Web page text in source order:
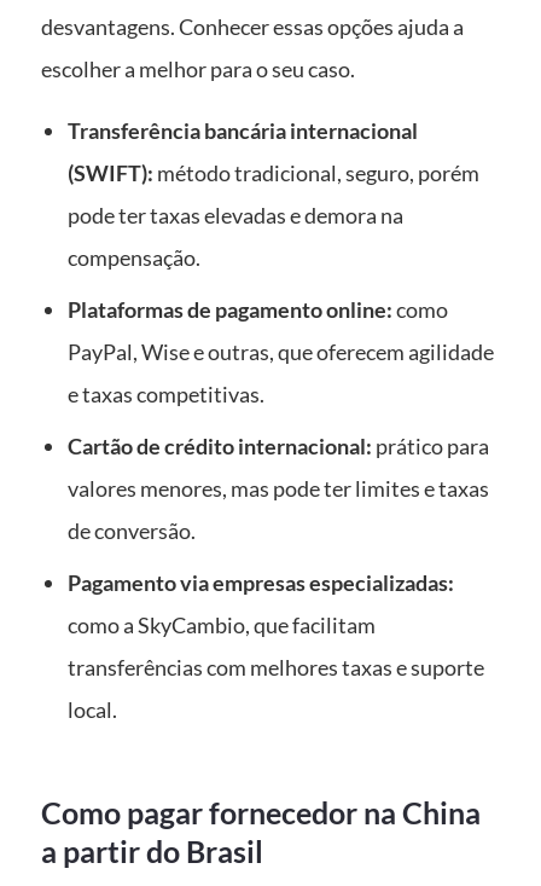
desvantagens. Conhecer essas opções ajuda a
escolher a melhor para o seu caso.
Transferência bancária internacional
(SWIFT): método tradicional, seguro, porém
pode ter taxas elevadas e demora na
compensação.
Plataformas de pagamento online:como
PayPal, Wise e outras, que oferecem agilidade
e taxas competitivas.
Cartão de crédito internacional: prático para
valores menores, mas pode ter limites e taxas
de conversão.
Pagamento via empresas especializadas:
como a SkyCambio, que facilitam
transferências com melhores taxas e suporte
local.
Como pagar fornecedor na China
a partir do Brasil